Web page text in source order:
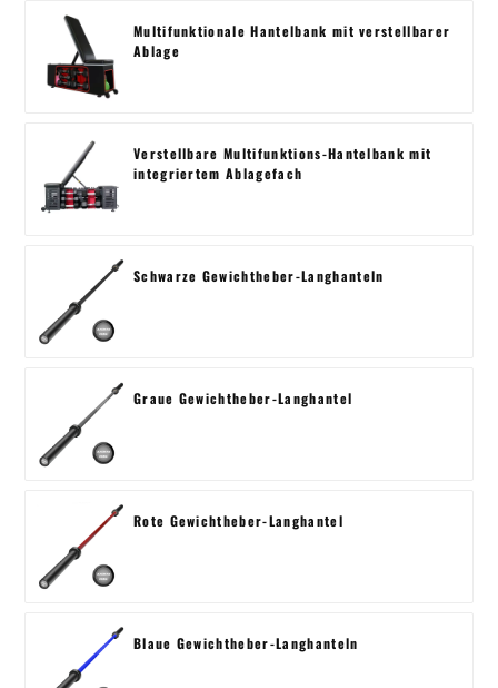
Multifunktionale Hantelbank mit verstellbarer
Ablage
Verstellbare Multifunktions-Hantelbank mit
integriertem Ablagefach
Schwarze Gewichtheber-Langhanteln
Graue Gewichtheber-Langhantel
Rote Gewichtheber-Langhantel
Blaue Gewichtheber-Langhanteln